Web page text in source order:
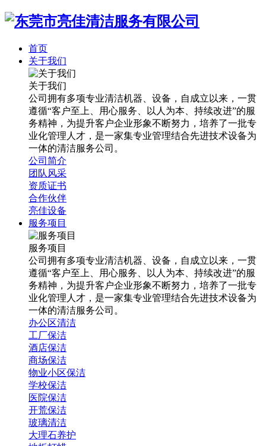
首页
关于我们
关于我们
公司拥有多项专业清洁机器、设备，自成立以来，一贯
遵循“客户至上、用心服务、以人为本、持续改进”的服
务精神，为提升客户企业形象不断努力，培养了一批专
业化管理人才，是一家集专业管理结合先进技术设备为
一体的清洁服务公司。
公司简介
团队风采
资质证书
合作伙伴
亮佳设备
服务项目
服务项目
公司拥有多项专业清洁机器、设备，自成立以来，一贯
遵循“客户至上、用心服务、以人为本、持续改进”的服
务精神，为提升客户企业形象不断努力，培养了一批专
业化管理人才，是一家集专业管理结合先进技术设备为
一体的清洁服务公司。
办公区清洁
工厂保洁
酒店保洁
商场保洁
物业小区保洁
学校保洁
医院保洁
开荒保洁
玻璃清洁
大理石养护